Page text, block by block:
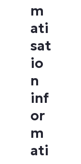
m
ati
sat
io
n
inf
or
m
ati